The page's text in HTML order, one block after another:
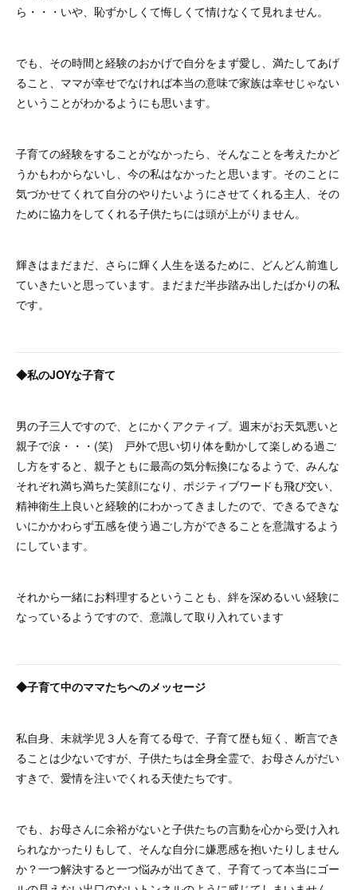
ら・・・いや、恥ずかしくて悔しくて情けなくて見れません。
でも、その時間と経験のおかげで自分をまず愛し、満たしてあげ
ること、ママが幸せでなければ本当の意味で家族は幸せじゃない
ということがわかるようにも思います。
子育ての経験をすることがなかったら、そんなことを考えたかど
うかもわからないし、今の私はなかったと思います。そのことに
気づかせてくれて自分のやりたいようにさせてくれる主人、その
ために協力をしてくれる子供たちには頭が上がりません。
輝きはまだまだ、さらに輝く人生を送るために、どんどん前進し
ていきたいと思っています。まだまだ半歩踏み出したばかりの私
です。
◆私のJOYな子育て
男の子三人ですので、とにかくアクティブ。週末がお天気悪いと
親子で涙・・・(笑) 戸外で思い切り体を動かして楽しめる過ご
し方をすると、親子ともに最高の気分転換になるようで、みんな
それぞれ満ち満ちた笑顔になり、ポジティブワードも飛び交い、
精神衛生上良いと経験的にわかってきましたので、できるできな
いにかかわらず五感を使う過ごし方ができることを意識するよう
にしています。
それから一緒にお料理するということも、絆を深めるいい経験に
なっているようですので、意識して取り入れています
◆子育て中のママたちへのメッセージ
私自身、未就学児３人を育てる母で、子育て歴も短く、断言でき
ることは少ないですが、子供たちは全身全霊で、お母さんがだい
すきで、愛情を注いでくれる天使たちです。
でも、お母さんに余裕がないと子供たちの言動を心から受け入れ
られなかったりもして、そんな自分に嫌悪感を抱いたりしません
か？一つ解決すると一つ悩みが出てきて、子育てって本当にゴー